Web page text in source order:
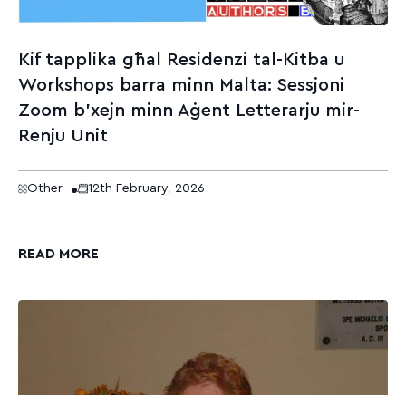
Kif tapplika għal Residenzi tal-Kitba u
Workshops barra minn Malta: Sessjoni
Zoom b’xejn minn Aġent Letterarju mir-
Renju Unit
Other 12th February, 2026
READ MORE